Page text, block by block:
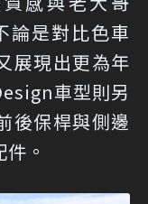
論是對比色車
展現出更為年
車型則另
後保桿與側邊
。